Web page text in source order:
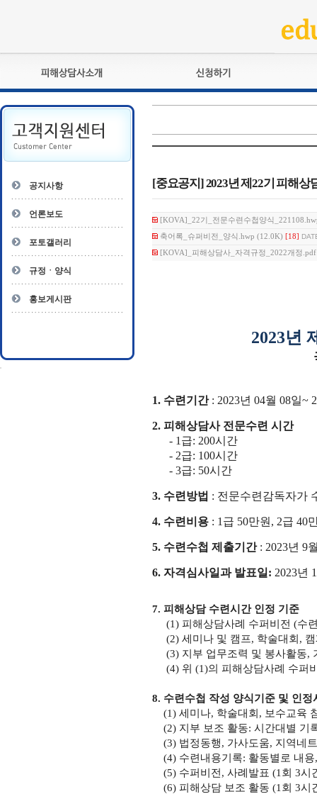
피해상담사란?
자격관리규정
상담사 자격증 확인
- 피해상담사 1급
- 전문수련감독자
- 전문수련기관
교육훈련
자격복원
공지사항
언론보도
포토갤러리
규정ㆍ양식
홍보게시판
[중요공지] 2023년 제22기 피해상
[KOVA]_22기_전문수련수첩양식
축어록_슈퍼비전_양식.hwp (12.0K) [18]
[KOVA]_피해상담사_자격규정_2022개정
2023년
1. 수련기간 : 2023년 04월 08일~
2. 피해상담사 전문수련 시간
- 1 급: 200시간
- 2급: 100시간
- 3급: 50시간
3. 수련방법 : 전문수련감독자가
4. 수련비용 : 1 급 50만원 , 2급 40
5. 수련수첩 제출기간 : 2023년 9
6. 자격심사일과 발표일 : 2023년
7. 피해상담 수련시간 인정 기준
(1) 피해상담사례 수퍼비전 (수
(2) 세미나 및 캠프, 학술대회 ,
(3) 지부 업무조력 및 봉사활동,
(4) 위 (1)의 피해상담사례 수퍼
8. 수련수첩 작성 양식기준 및 인정
(1) 세미나, 학술대회 , 보수교육
(2) 지부 보조 활동: 시간대별 기
(3) 법정동행, 가사도움, 지역네
(4) 수련내용기록: 활동별로 내용
(5) 수퍼비전 , 사례발표 (1 회 3시
(6) 피해상담 보조 활동 (1 회 3시